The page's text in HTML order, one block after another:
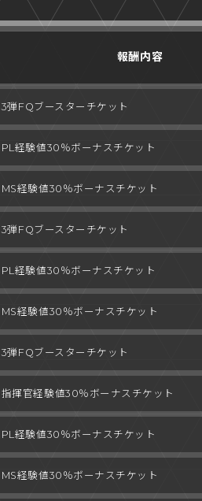
報酬内容
3弾FQブースターチケット
PL経験値30％ボーナスチケット
MS経験値30％ボーナスチケット
3弾FQブースターチケット
PL経験値30％ボーナスチケット
MS経験値30％ボーナスチケット
3弾FQブースターチケット
指揮官経験値30％ボーナスチケット
PL経験値30％ボーナスチケット
MS経験値30％ボーナスチケット